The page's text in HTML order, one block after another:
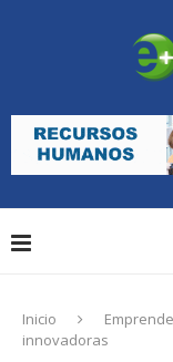
Inicio
innovadoras